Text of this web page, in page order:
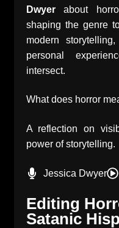
Dwyerabout
shaping the genre
modern
personal
intersect.
What does horror
A reflection on
power of storytelling.
Jessica Dwyer
Editing
Satanic